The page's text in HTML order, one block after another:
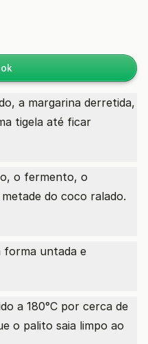
a margarina derretida,
tigela até ficar
o fermento, o
do coco ralado.
forma untada e
a 180°C por cerca de
o palito saia limpo ao